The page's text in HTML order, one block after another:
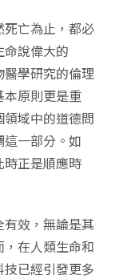
亡為止，都必
說偉大的
醫學研究的倫理
本原則更是重
域中的道德問
一部分。如
正是順應時
有效，無論是其
在人類生命和
已經引發更多